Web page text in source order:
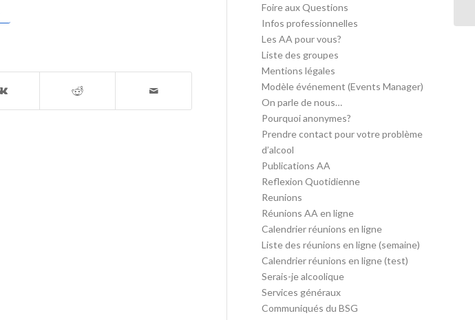
Foire aux Questions
Infos professionnelles
Les AA pour vous?
Liste des groupes
Mentions légales
Modèle événement (Events Manager)
On parle de nous…
Pourquoi anonymes?
Prendre contact pour votre problème
d’alcool
Publications AA
Reflexion Quotidienne
Reunions
Réunions AA en ligne
Calendrier réunions en ligne
Liste des réunions en ligne (semaine)
Calendrier réunions en ligne (test)
Serais-je alcoolique
Services généraux
Communiqués du BSG